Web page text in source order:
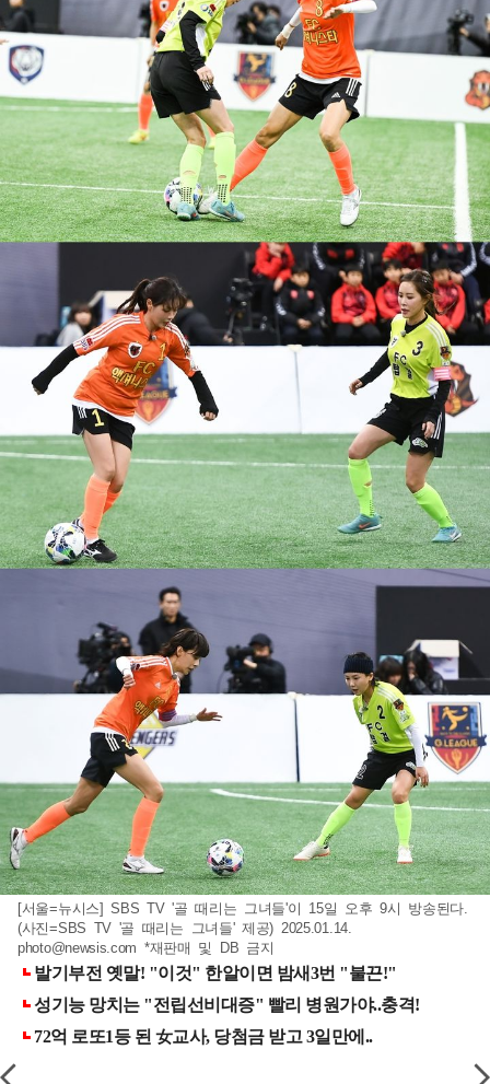
[서울=뉴시스] SBS TV '골 때리는 그녀들'이 15일 오후 9시 방송된다.
(사진=SBS TV '골 때리는 그녀들' 제공) 2025.01.14.
photo@newsis.com *재판매 및 DB 금지